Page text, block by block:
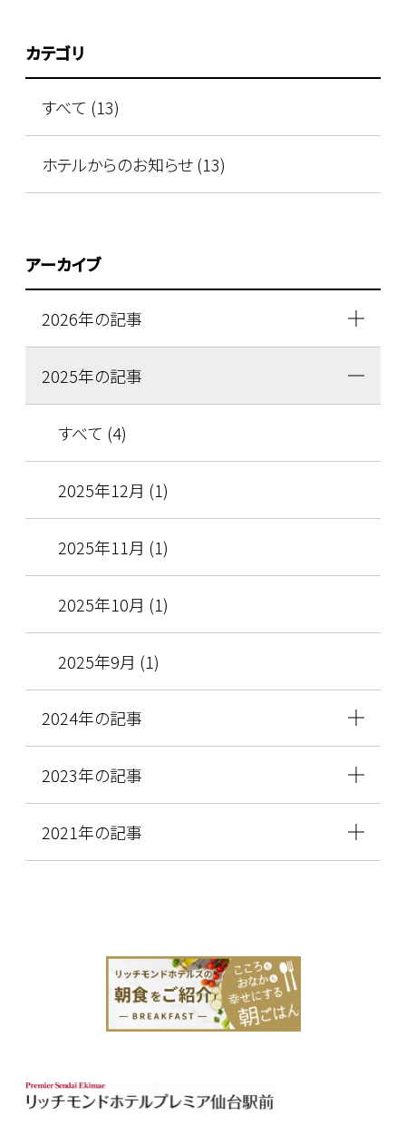
カテゴリ
すべて (13)
ホテルからのお知らせ (13)
アーカイブ
2026年の記事
2025年の記事
すべて (4)
2025年12月 (1)
2025年11月 (1)
2025年10月 (1)
2025年9月 (1)
2024年の記事
2023年の記事
2021年の記事